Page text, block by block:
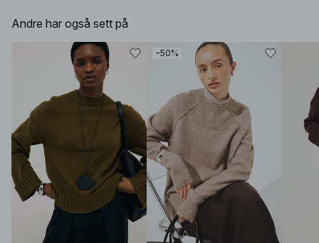
Andre har også sett på
−50%